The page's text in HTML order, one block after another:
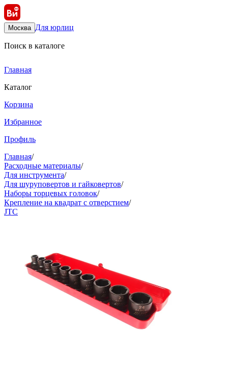
Москва Для юрлиц
Поиск в каталоге
Главная
Каталог
Корзина
Избранное
Профиль
Главная/
Расходные материалы/
Для инструмента/
Для шуруповертов и гайковертов/
Наборы торцевых головок/
Крепление на квадрат с отверстием/
JTC